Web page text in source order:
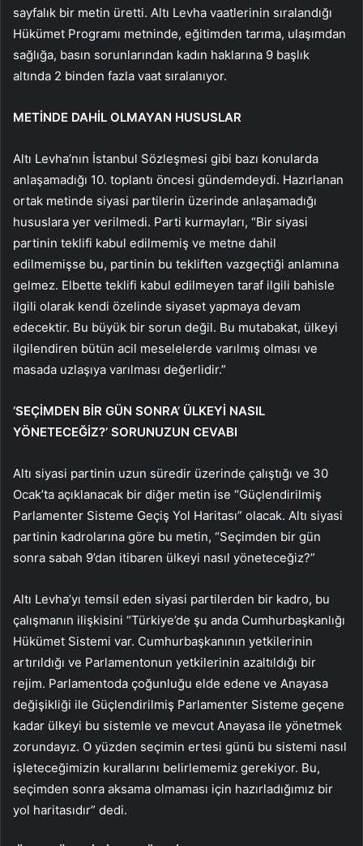
sayfalık bir metin üretti. Altı Levha vaatlerinin sıralandığı
Hükümet Programı metninde, eğitimden tarıma, ulaşımdan
sağlığa, basın sorunlarından kadın haklarına 9 başlık
altında 2 binden fazla vaat sıralanıyor.
METİNDE DAHİL OLMAYAN HUSUSLAR
Altı Levha’nın İstanbul Sözleşmesi gibi bazı konularda
anlaşamadığı 10. toplantı öncesi gündemdeydi. Hazırlanan
ortak metinde siyasi partilerin üzerinde anlaşamadığı
hususlara yer verilmedi. Parti kurmayları, “Bir siyasi
partinin teklifi kabul edilmemiş ve metne dahil
edilmemişse bu, partinin bu tekliften vazgeçtiği anlamına
gelmez. Elbette teklifi kabul edilmeyen taraf ilgili bahisle
ilgili olarak kendi özelinde siyaset yapmaya devam
edecektir. Bu büyük bir sorun değil. Bu mutabakat, ülkeyi
ilgilendiren bütün acil meselelerde varılmış olması ve
masada uzlaşıya varılması değerlidir.”
‘SEÇİMDEN BİR GÜN SONRA’ ÜLKEYİ NASIL
YÖNETECEĞİZ?’ SORUNUZUN CEVABI
Altı siyasi partinin uzun süredir üzerinde çalıştığı ve 30
Ocak’ta açıklanacak bir diğer metin ise “Güçlendirilmiş
Parlamenter Sisteme Geçiş Yol Haritası” olacak. Altı siyasi
partinin kadrolarına göre bu metin, “Seçimden bir gün
sonra sabah 9’dan itibaren ülkeyi nasıl yöneteceğiz?”
Altı Levha’yı temsil eden siyasi partilerden bir kadro, bu
çalışmanın ilişkisini “Türkiye’de şu anda Cumhurbaşkanlığı
Hükümet Sistemi var. Cumhurbaşkanının yetkilerinin
artırıldığı ve Parlamentonun yetkilerinin azaltıldığı bir
rejim. Parlamentoda çoğunluğu elde edene ve Anayasa
değişikliği ile Güçlendirilmiş Parlamenter Sisteme geçene
kadar ülkeyi bu sistemle ve mevcut Anayasa ile yönetmek
zorundayız. O yüzden seçimin ertesi günü bu sistemi nasıl
işleteceğimizin kurallarını belirlememiz gerekiyor. Bu,
seçimden sonra aksama olmaması için hazırladığımız bir
yol haritasıdır” dedi.